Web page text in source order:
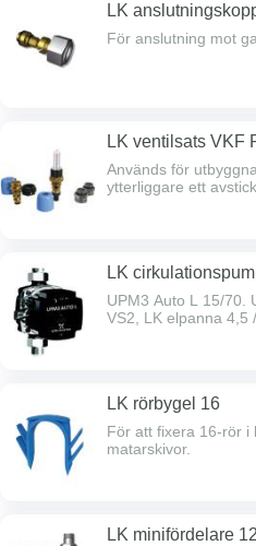
LK
För anslutning mot
LK ventilsats VKF
Används för
ytterliggare ett
LK
UPM3 Auto L 15/70.
VS2, LK elpanna 4,5
LK rörbygel 16
För att fixera 16-rör i
matarskivor.
LK minifördelare 12